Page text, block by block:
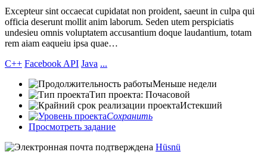
Excepteur sint occaecat cupidatat non proident, saeunt in culpa qui
officia deserunt mollit anim laborum. Seden utem perspiciatis
undesieu omnis voluptatem accusantium doque laudantium, totam
rem aiam eaqueiu ipsa quae…
C++ Facebook API Java ...
Меньше недели
Тип проекта: Почасовой
Истекший
Сохранить
Просмотреть задание
Hüsnü